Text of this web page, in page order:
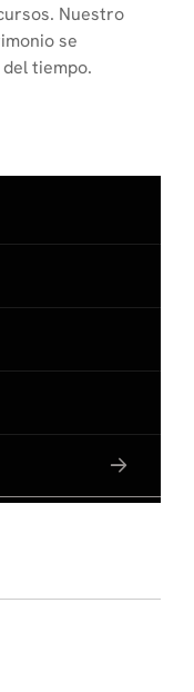
Nuestro
se
tiempo.